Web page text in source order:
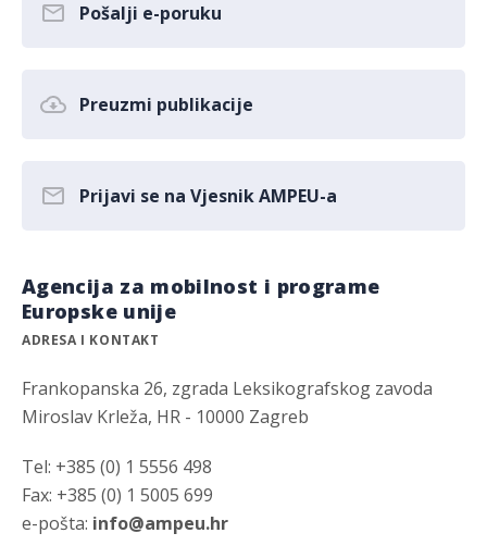
Pošalji e-poruku
Preuzmi publikacije
Prijavi se na Vjesnik AMPEU-a
Agencija za mobilnost i programe
Europske unije
ADRESA I KONTAKT
Frankopanska 26, zgrada Leksikografskog zavoda
Miroslav Krleža, HR - 10000 Zagreb
Tel: +385 (0) 1 5556 498
Fax: +385 (0) 1 5005 699
e-pošta: info@ampeu.hr